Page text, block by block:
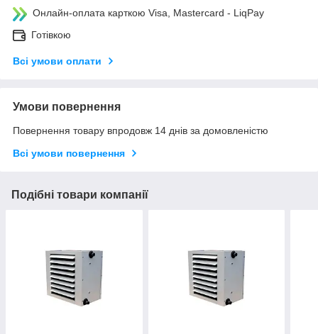
Онлайн-оплата карткою Visa, Mastercard - LiqPay
Готівкою
Всі умови оплати
Умови повернення
Повернення товару впродовж 14 днів за домовленістю
Всі умови повернення
Подібні товари компанії